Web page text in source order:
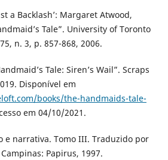
a Backlash’: Margaret Atwood,
Tale”. University of Toronto
n. 3, p. 857-868, 2006.
Tale: Siren’s Wail”. Scraps
Disponível em
books/the-handmaids-tale-
em 04/10/2021.
e narrativa. Tomo III. Traduzido por
Papirus, 1997.